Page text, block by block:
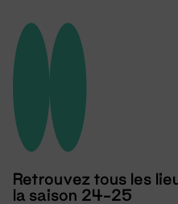
Retrouvez tous les
la saison 24-25